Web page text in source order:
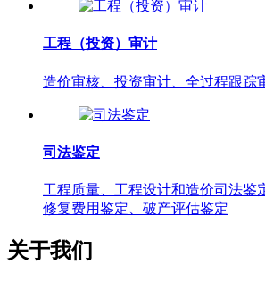
工程（投资）审计
造价审核、投资审计、全过程跟踪
司法鉴定
工程质量、工程设计和造价司法鉴
修复费用鉴定、破产评估鉴定
关于我们